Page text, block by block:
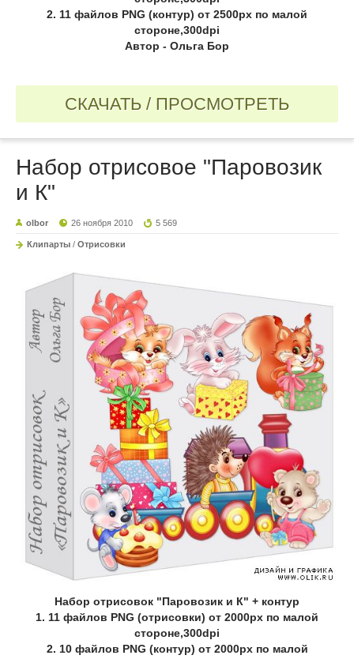
2. 11 файлов PNG (контур) от 2500px по малой
стороне,300dpi
Автор - Ольга Бор
СКАЧАТЬ / ПРОСМОТРЕТЬ
Набор отрисовое "Паровозик
и К"
olbor 26 ноября 2010 5 569
Клипарты / Отрисовки
Набор отрисовок "Паровозик и К" + контур
1. 11 файлов PNG (отрисовки) от 2000px по малой
стороне,300dpi
2. 10 файлов PNG (контур) от 2000px по малой